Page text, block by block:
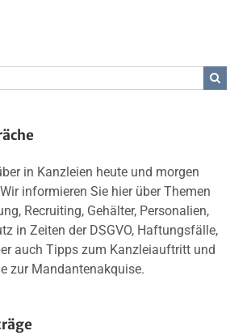
in Kanzleien heute und morgen
informieren Sie hier über Themen
Recruiting, Gehälter, Personalien,
in Zeiten der DSGVO, Haftungsfälle,
auch Tipps zum Kanzleiauftritt und
zur Mandantenakquise.